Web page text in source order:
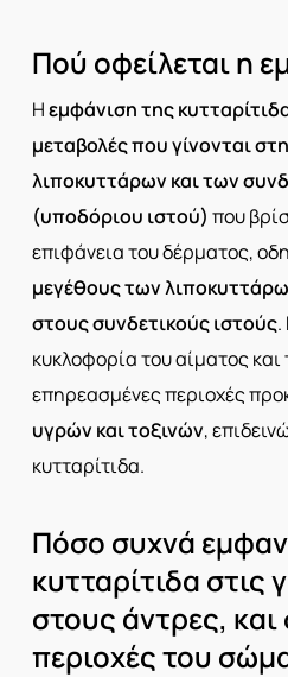
Πού οφείλεται η
Ηεμφάνιση της
μεταβολές που γίνονται
λιποκυττάρωνκαι των
(υποδόριου ιστού) που
επιφάνεια του δέρματος,
μεγέθους των
στουςσυνδετικούς ιστούς.
κυκλοφορία του αίματος
επηρεασμένες περιοχές
υγρών και τοξινών,
κυτταρίτιδα.
Πόσο συχνά
κυτταρίτιδα στις
στους άντρες, και
περιοχές του